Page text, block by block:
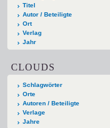
Titel
Autor / Beteiligte
Ort
Verlag
Jahr
CLOUDS
Schlagwörter
Orte
Autoren / Beteiligte
Verlage
Jahre